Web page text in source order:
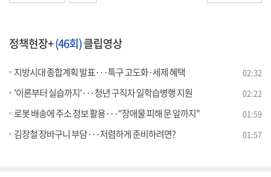
정책현장+(46회)클립영상
지방시대 종합계획 발표···특구 고도화·세제 혜택 02:32
'이론부터 실습까지'···청년 구직자 일학습병행 지원 02:22
로봇 배송에 주소 정보 활용···"장애물 피해 문 앞까지" 01:59
김장철 장바구니 부담···저렴하게 준비하려면? 01:57